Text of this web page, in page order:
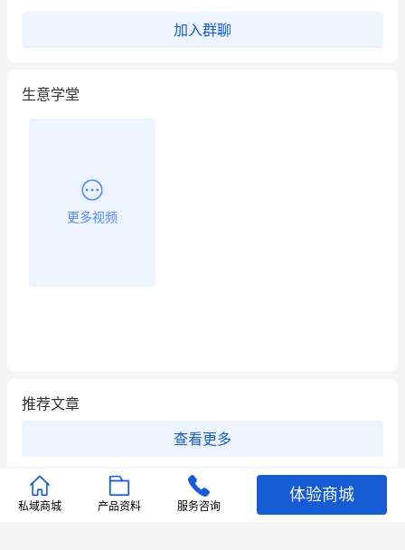
加入群聊
生意学堂
更多视频
推荐文章
查看更多
店铺护航 有赞安心入驻 服务中断赔偿102.4倍
私域商城 产品资料 服务咨询
体验商城